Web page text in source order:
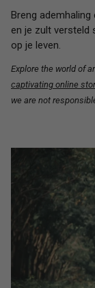
Breng
en je zult versteld
op je leven.
Explore the world of
captivating online
we are not